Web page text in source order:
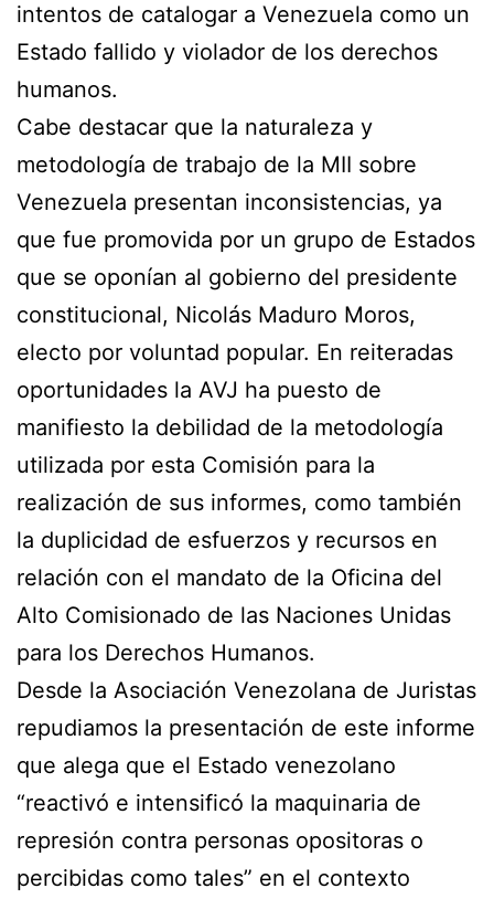
intentos de catalogar a Venezuela como un
Estado fallido y violador de los derechos
humanos.
Cabe destacar que la naturaleza y
metodología de trabajo de la MII sobre
Venezuela presentan inconsistencias, ya
que fue promovida por un grupo de Estados
que se oponían al gobierno del presidente
constitucional, Nicolás Maduro Moros,
electo por voluntad popular. En reiteradas
oportunidades la AVJ ha puesto de
manifiesto la debilidad de la metodología
utilizada por esta Comisión para la
realización de sus informes, como también
la duplicidad de esfuerzos y recursos en
relación con el mandato de la Oficina del
Alto Comisionado de las Naciones Unidas
para los Derechos Humanos.
Desde la Asociación Venezolana de Juristas
repudiamos la presentación de este informe
que alega que el Estado venezolano
“reactivó e intensificó la maquinaria de
represión contra personas opositoras o
percibidas como tales” en el contexto